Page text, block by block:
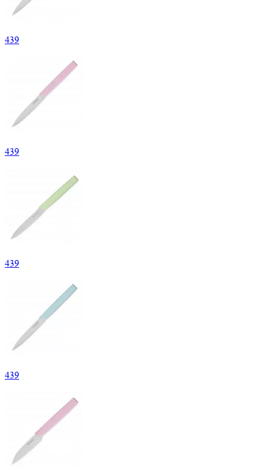
439
439
439
439